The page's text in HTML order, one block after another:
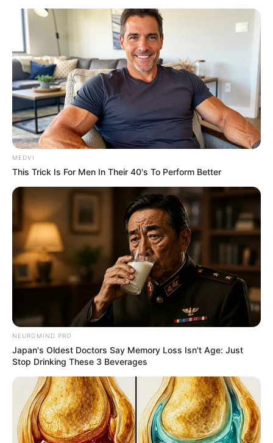
หากกล่าวถึงตามหลักวิทยาศาสตร์ ปรากฏการณ์
“พระจันทร์ยิ้ม” หมายถึง ดวงจันทร์ ดาวศุกร์ และดาว
พฤหัสบดี อยู่ใกล้กันทางทิศตะวันตกเฉียงใต้ โดยที่ดาว
ศุกร์และดาวพฤหัสบดี จะอยู่ห่างกันเพียง 2 องศา และ
ดวงจันทร์จะปรากฎเป็นเสี้ยว หันด้านมืดเข้าหาดาว
เคราะห์ทั้งสองพอดี ในระหว่างที่ดาวศุกร์จะสว่างกว่าดาว
พฤหัสบดี และอยู่เยื้องต่ำกว่าเล็กน้อย จนเกิดเป็นภาพ
คล้าย พระจันทร์ยิ้ม
รูปภาพโดย : ศุภฤกษ์ คฤหานนท์
นอกจากนี้ในทางโหราศาสตร์ ยังมีความหมายของ
ดวงดาวที่เกี่ยวข้อง ซึ่งล้วนแล้วแต่เป็นเรื่องดี มีความเป็น
มงคลอยู่ในตัวเอง และเมื่อความหมายของดาวทั้ง 3 ดวง
มารวมกัน แม่หมอบอกได้เลยค่ะว่าเป็นอะไรที่เริ่ดมาก !!
1. ดวงจันทร์
คือ ที่พึ่งผู้ใหญ่ให้ความอุปถัมภ์ ที่ปรึกษา ผู้
ช่วยเหลือ ผลประโยชน์
2. ดาวพฤหัสคือ ความสามารถ ความรุ่งโรจน์ ความ
สุขสมหวัง ความจริงใจ
3. ดาวศุกร์คือ มีเสน่ห์ ร่าเริงแจ่มใส สนุกสนาน มีชีวิต
MEDVI
This Trick Is For Men In Their 40's To Perform Better
NEUROMIND PRO
Japan's Oldest Doctors Say Memory Loss Isn't Age: Just
Stop Drinking These 3 Beverages